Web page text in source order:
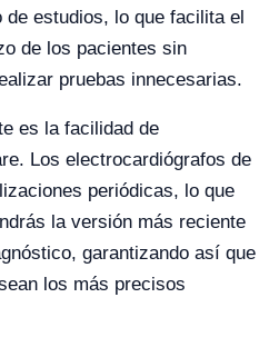
estudios, lo que facilita el
de los pacientes sin
pruebas innecesarias.
es la facilidad de
Los electrocardiógrafos de
periódicas, lo que
la versión más reciente
garantizando así que
los más precisos